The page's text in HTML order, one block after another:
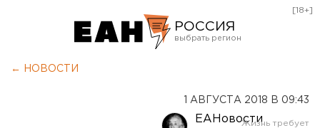
РОССИЯ
[18+]
← НОВОСТИ
1 АВГУСТА 2018 В 09:43
ЕАНовости